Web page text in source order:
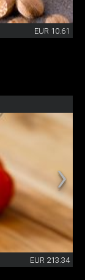
EUR 10.61
EUR 213.34